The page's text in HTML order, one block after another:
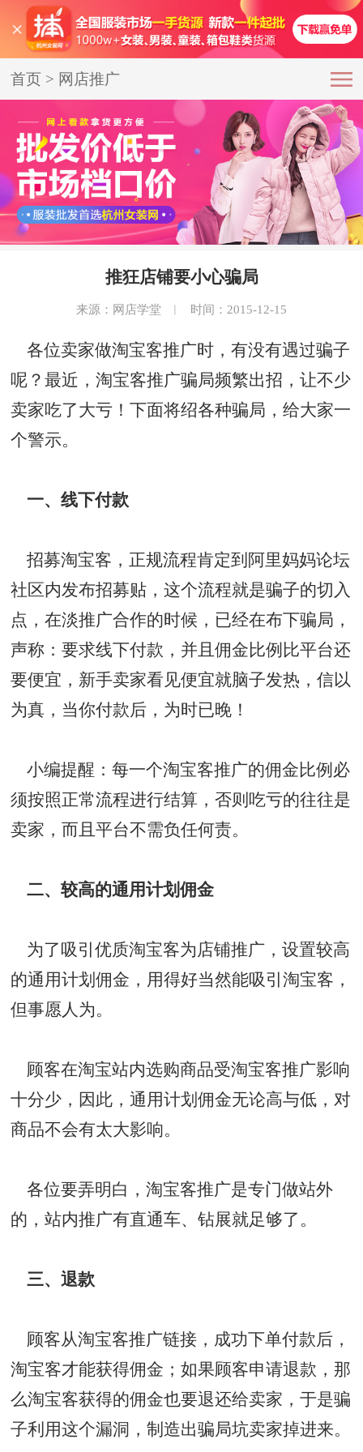
首页 > 网店推广
推狂店铺要小心骗局
来源：网店学堂 ︱ 时间：2015-12-15
各位卖家做淘宝客推广时，有没有遇过骗子
呢？最近，淘宝客推广骗局频繁出招，让不少
卖家吃了大亏！下面将绍各种骗局，给大家一
个警示。
一、线下付款
招募淘宝客，正规流程肯定到阿里妈妈论坛
社区内发布招募贴，这个流程就是骗子的切入
点，在淡推广合作的时候，已经在布下骗局，
声称：要求线下付款，并且佣金比例比平台还
要便宜，新手卖家看见便宜就脑子发热，信以
为真，当你付款后，为时已晚！
小编提醒：每一个淘宝客推广的佣金比例必
须按照正常流程进行结算，否则吃亏的往往是
卖家，而且平台不需负任何责。
二、较高的通用计划佣金
为了吸引优质淘宝客为店铺推广，设置较高
的通用计划佣金，用得好当然能吸引淘宝客，
但事愿人为。
顾客在淘宝站内选购商品受淘宝客推广影响
十分少，因此，通用计划佣金无论高与低，对
商品不会有太大影响。
各位要弄明白，淘宝客推广是专门做站外
的，站内推广有直通车、钻展就足够了。
三、退款
顾客从淘宝客推广链接，成功下单付款后，
淘宝客才能获得佣金；如果顾客申请退款，那
么淘宝客获得的佣金也要退还给卖家，于是骗
子利用这个漏洞，制造出骗局坑卖家掉进来。